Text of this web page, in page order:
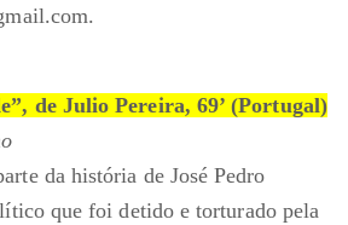
de Julio Pereira, 69’ (Portugal)
da história de José Pedro
que foi detido e torturado pela